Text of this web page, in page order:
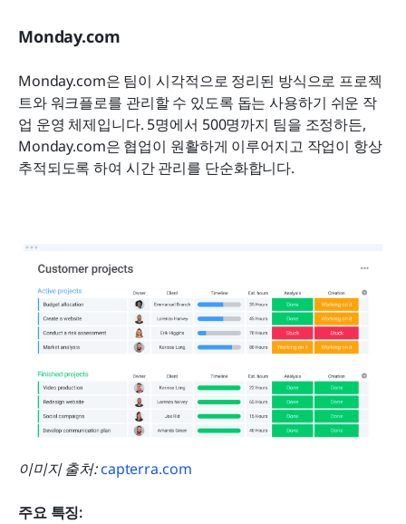
Monday.com
Monday.com은 팀이 시각적으로 정리된 방식으로 프로젝
트와 워크플로를 관리할 수 있도록 돕는 사용하기 쉬운 작
업 운영 체제입니다. 5명에서 500명까지 팀을 조정하든,
Monday.com은 협업이 원활하게 이루어지고 작업이 항상
추적되도록 하여 시간 관리를 단순화합니다.
이미지 출처: capterra.com
주요 특징: